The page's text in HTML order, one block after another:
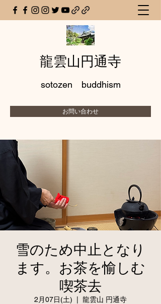
龍雲山円通寺
sotozen buddhism
お問い合わせ
雪のため中止となり
ます。お茶を愉しむ
喫茶去
2月07日(土) 龍雲山 円通寺